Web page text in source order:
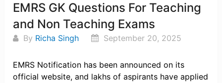
EMRS GK Questions For Teaching
and Non Teaching Exams
By Richa Singh September 20, 2025
EMRS Notification has been announced on its
official website, and lakhs of aspirants have applied